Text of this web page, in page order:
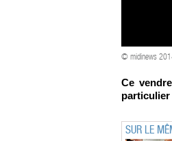
© midinews
SUR LE
Ce
particulier